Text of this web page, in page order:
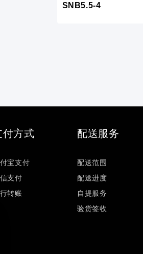
SNB5.5-4
付方式
宝支付
支付
转账
配送服务
配送范围
配送进度
自提服务
验货签收